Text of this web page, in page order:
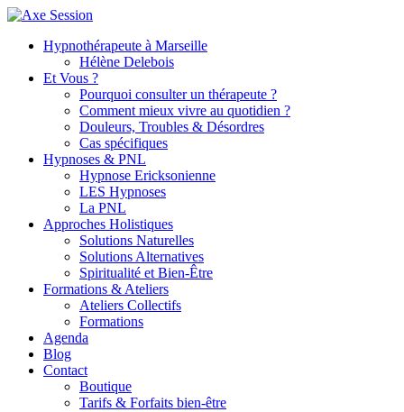
Hypnothérapeute à Marseille
Hélène Delebois
Et Vous ?
Pourquoi consulter un thérapeute ?
Comment mieux vivre au quotidien ?
Douleurs, Troubles & Désordres
Cas spécifiques
Hypnoses & PNL
Hypnose Ericksonienne
LES Hypnoses
La PNL
Approches Holistiques
Solutions Naturelles
Solutions Alternatives
Spiritualité et Bien-Être
Formations & Ateliers
Ateliers Collectifs
Formations
Agenda
Blog
Contact
Boutique
Tarifs & Forfaits bien-être